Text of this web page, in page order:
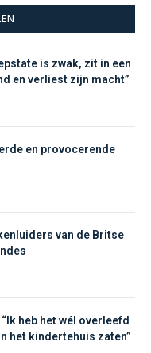
is zwak, zit in een
en verliest zijn macht”
en provocerende
van de Britse
heb het wél overleefd
het kindertehuis zaten”